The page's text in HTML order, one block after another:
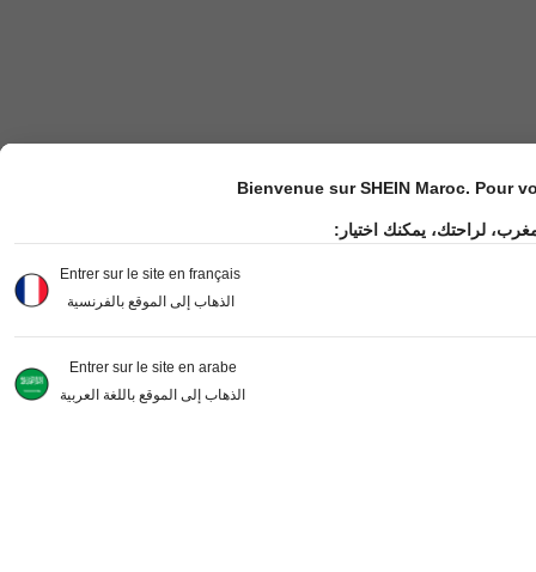
Bienvenue sur SHEIN Maroc. Pour
لراحتك، يمكنك اختيار:
Entrer sur le site en français
الذهاب إلى الموقع بالفرنسية
Entrer sur le site en arabe
الذهاب إلى الموقع باللغة العربية